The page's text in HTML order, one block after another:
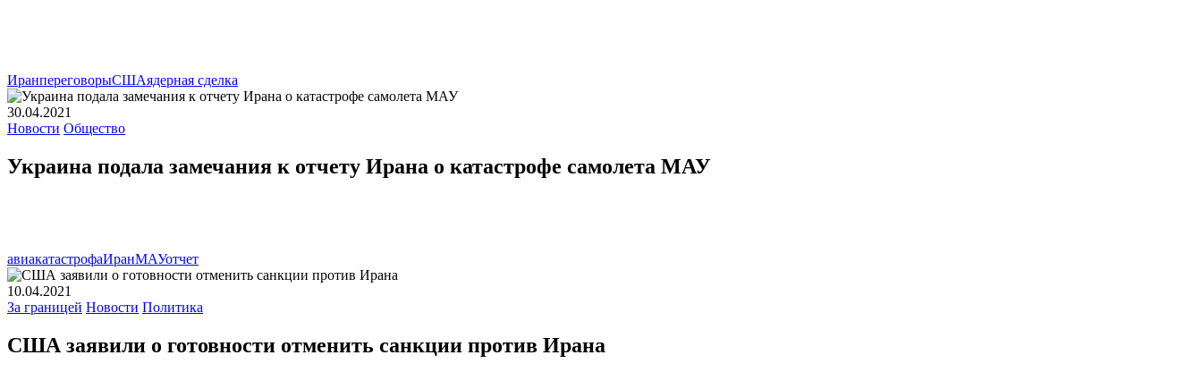
ИранпереговорыСШАядерная сделка
30.04.2021
Новости Общество
Украина подала замечания к отчету Ирана о катастрофе самолета МАУ
авиакатастрофаИранМАУотчет
10.04.2021
За границей Новости Политика
США заявили о готовности отменить санкции против Ирана